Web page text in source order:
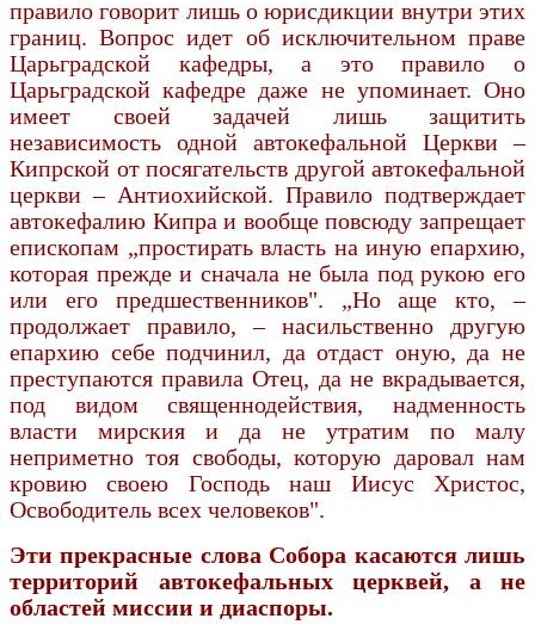
правило гово­рит лишь о юрисдикции внутри этих
границ. Вопрос идет об исключительном праве
Царьградской кафедры, а это правило о
Царьградской кафедре даже не упоминает. Оно
имеет своей задачей лишь защитить
независимость одной авто­кефальной Церкви –
Кипрской от посягательств другой автокефальной
церкви – Антиохийской. Пра­вило подтверждает
автокефалию Кипра и вообще повсюду запрещает
епископам „простирать власть на иную епархию,
которая прежде и сначала не была под рукою его
или его предшественников". „Но аще кто, –
продолжает правило, – насильственно другую
епархию себе подчинил, да отдаст оную, да не
преступаются правила Отец, да не вкрадывается,
под видом священнодействия, надмен­ность
власти мирския и да не утратим по малу
неприметно тоя свободы, которую даровал нам
кровию своею Господь наш Иисус Христос,
Освободитель всех человеков".
Эти прекрасные слова Собора касаются лишь
территорий автокефальных церквей, а не
областей миссии и диаспоры.